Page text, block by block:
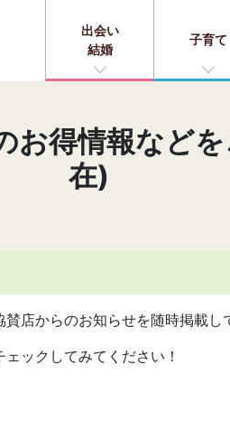
出会い
結婚
子育て
お得情報な
在)
店からのお知らせを随時掲載し
ックしてみてください！